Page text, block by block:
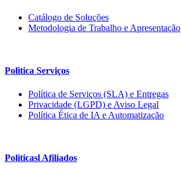
Catálogo de Soluções
Metodologia de Trabalho e Apresentação
Politica Serviços
Política de Serviços (SLA) e Entregas
Privacidade (LGPD) e Aviso Legal
Política Ética de IA e Automatização
Politicasl Afiliados